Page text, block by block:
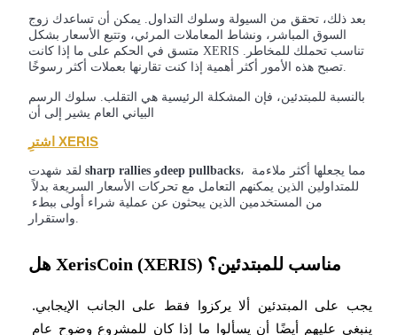
تسجيل الدخولاشتراك
بعد ذلك، تحقق من السيولة وسلوك التداول. يمكن أن تساعدك زوج
السوق المباشر، ونشاط المعاملات المرئي، وتتبع الأسعار بشكل
متسق في الحكم على ما إذا كانت XERIS تناسب تحملك للمخاطر.
تصبح هذه الأمور أكثر أهمية إذا كنت تقارنها بعملات أكثر رسوخًا.
بالنسبة للمبتدئين، فإن المشكلة الرئيسية هي التقلب. سلوك الرسم
البياني العام يشير إلى أن
اشترِ XERIS
sharp rallies وdeep pullbacks، مما يجعلها أكثر ملاءمة
واستقرار.
هل XerisCoin (XERIS) مناسب للمبتدئين؟